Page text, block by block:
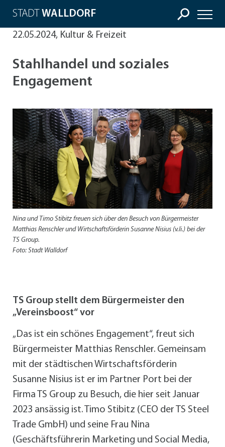
STADT WALLDORF
22.05.2024, Kultur & Freizeit
Stahlhandel und soziales
Engagement
Nina und Timo Stibitz freuen sich über den Besuch von Bürgermeister
Matthias Renschler und Wirtschaftsförderin Susanne Nisius (v.li.) bei der
TS Group.
Foto: Stadt Walldorf
TS Group stellt dem Bürgermeister den
„Vereinsboost“ vor
„Das ist ein schönes Engagement“, freut sich
Bürgermeister Matthias Renschler. Gemeinsam
mit der städtischen Wirtschaftsförderin
Susanne Nisius ist er im Partner Port bei der
Firma TS Group zu Besuch, die hier seit Januar
2023 ansässig ist. Timo Stibitz (CEO der TS Steel
Trade GmbH) und seine Frau Nina
(Geschäftsführerin Marketing und Social Media,